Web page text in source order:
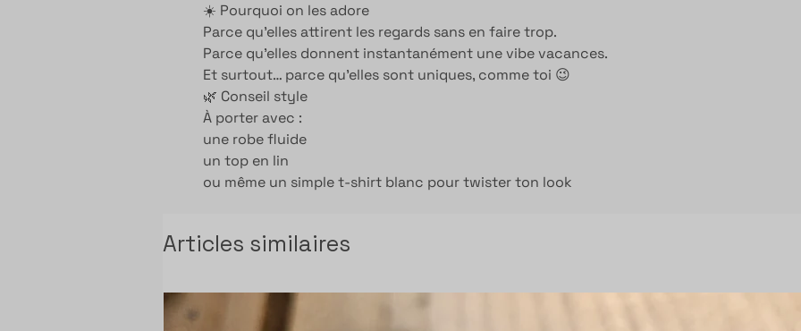
☀️ Pourquoi on les adore
Parce qu’elles attirent les regards sans en faire trop.
Parce qu’elles donnent instantanément une vibe vacances.
Et surtout… parce qu’elles sont uniques, comme toi 😉
🌿 Conseil style
À porter avec :
une robe fluide
un top en lin
ou même un simple t-shirt blanc pour twister ton look
Articles similaires